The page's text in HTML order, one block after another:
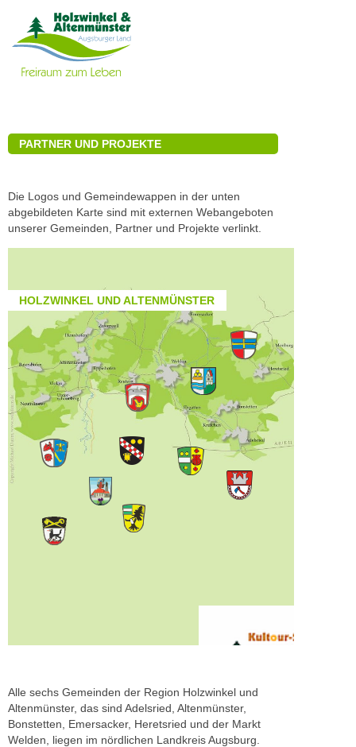
PARTNER UND PROJEKTE
Die Logos und Gemeindewappen in der unten
abgebildeten Karte sind mit externen Webangeboten
unserer Gemeinden, Partner und Projekte verlinkt.
HOLZWINKEL UND ALTENMÜNSTER
Alle sechs Gemeinden der Region Holzwinkel und
Altenmünster, das sind Adelsried, Altenmünster,
Bonstetten, Emersacker, Heretsried und der Markt
Welden, liegen im nördlichen Landkreis Augsburg.